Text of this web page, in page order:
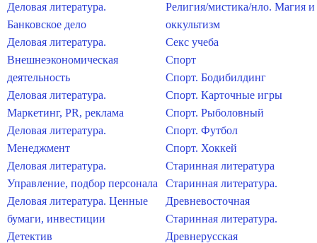
Деловая литература.
Банковское дело
Деловая литература.
Внешнеэкономическая
деятельность
Деловая литература.
Маркетинг, PR, реклама
Деловая литература.
Менеджмент
Деловая литература.
Управление, подбор персонала
Деловая литература. Ценные
бумаги, инвестиции
Детектив
Религия/мистика/нло. Магия и
оккультизм
Секс учеба
Спорт
Спорт. Бодибилдинг
Спорт. Карточные игры
Спорт. Рыболовный
Спорт. Футбол
Спорт. Хоккей
Старинная литература
Старинная литература.
Древневосточная
Старинная литература.
Древнерусская